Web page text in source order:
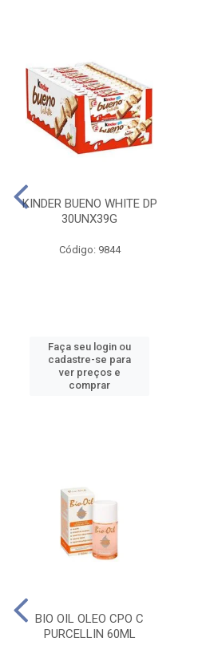
KINDER BUENO WHITE DP
30UNX39G
Código: 9844
Faça seu login ou
cadastre-se para
ver preços e
comprar
BIO OIL OLEO CPO C
PURCELLIN 60ML